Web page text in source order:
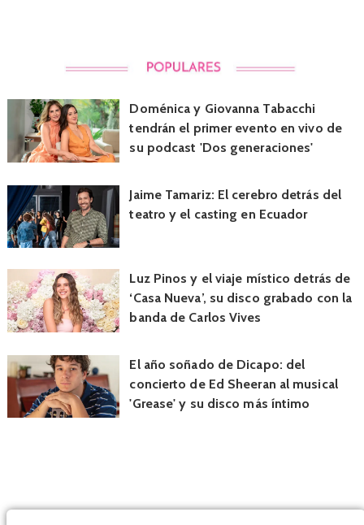
Doménica y Giovanna Tabacchi
tendrán el primer evento en vivo de
su podcast 'Dos generaciones'
Jaime Tamariz: El cerebro detrás del
teatro y el casting en Ecuador
Luz Pinos y el viaje místico detrás de
‘Casa Nueva’, su disco grabado con la
banda de Carlos Vives
El año soñado de Dicapo: del
concierto de Ed Sheeran al musical
'Grease' y su disco más íntimo